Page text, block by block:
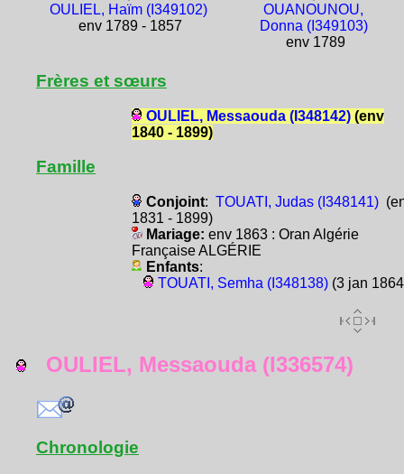
OULIEL, Haïm (I349102)
env 1789 - 1857
OUANOUNOU,
Donna (I349103)
env 1789
Frères et sœurs
OULIEL, Messaouda (I348142)(env
1840 - 1899)
Famille
Conjoint: TOUATI, Judas (I348141)
1831 - 1899)
Mariage: env 1863 : Oran Algérie
Française ALGÉRIE
Enfants:
TOUATI, Semha (I348138)(3 jan
OULIEL, Messaouda (I336574)
Chronologie